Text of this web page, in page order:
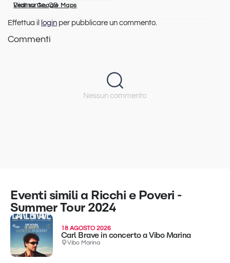
Diamante, CS
Vedi su Google Maps
Effettua il login per pubblicare un commento.
Commenti
Nessun commento
Eventi simili a Ricchi e Poveri -
Summer Tour 2024
18 AGOSTO 2026
Carl Brave in concerto a Vibo Marina
Vibo Marina